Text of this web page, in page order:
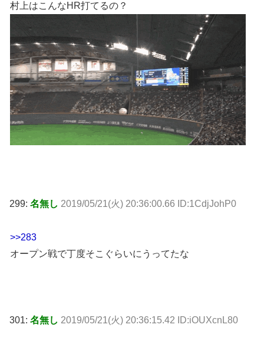
村上はこんなHR打てるの？
299: 名無し 2019/05/21(火) 20:36:00.66 ID:1CdjJohP0
>>283
オープン戦で丁度そこぐらいにうってたな
301: 名無し 2019/05/21(火) 20:36:15.42 ID:iOUXcnL80